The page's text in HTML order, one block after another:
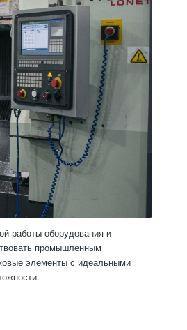
работы оборудования и
промышленным
элементы с идеальными